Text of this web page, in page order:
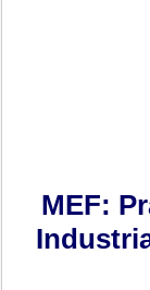
MEF: